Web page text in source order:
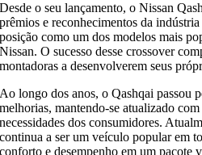
Desde o seu lançamento, o Nissan
prêmios e reconhecimentos da
posição como um dos modelos mais
Nissan. O sucesso desse crossover
montadoras a desenvolverem seus
Ao longo dos anos, o Qashqai passou
melhorias, mantendo-se atualizado
necessidades dos consumidores.
continua a ser um veículo popular em
conforto e desempenho em um pacote